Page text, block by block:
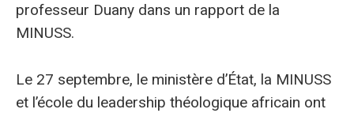
professeur Duany dans un rapport de la
MINUSS.
Le 27 septembre, le ministère d’État, la MINUSS
et l’école du leadership théologique africain ont